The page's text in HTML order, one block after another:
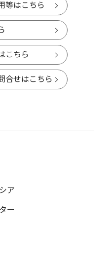
等はこちら
こちら
合せはこちら
ア
ー